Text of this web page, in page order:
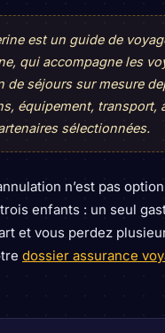
est un guide de
qui accompagne les
de séjours sur mesure
équipement, transport,
sélectionnées.
n’est pas
enfants : un seul
et vous perdez
dossier assurance